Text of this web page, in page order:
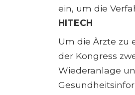
ein, um die
HITECH
Um die Ärzte zu
der Kongress
Wiederanlage